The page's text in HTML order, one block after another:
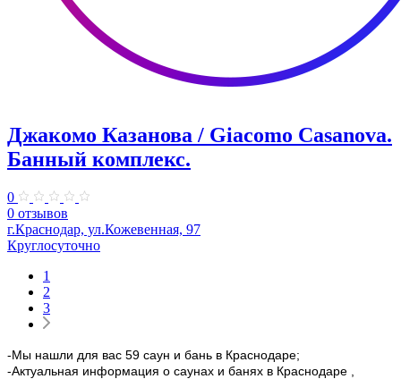
Джакомо Казанова / Giacomo Casanova.
Банный комплекс.
0
0 отзывов
г.Краснодар, ул.Кожевенная, 97
Круглосуточно
1
2
3
-Мы нашли для вас 59 саун и бань в Краснодаре;
-Актуальная информация о саунах и банях в Краснодаре ,